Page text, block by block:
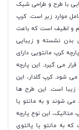
با طرح و طراحی شیک
موارد زیر است. کرپ
و لطیف است که باعث
بدن نشسته و زیبایی
کرپ مانتویی دارای
می گیرد. این پارچه
می شود. کرپ گلدار، این
زیبا است. این طرح ها
می شوند و به مانتو یا
این نوع پارچه
به مانتو یا پالتوی